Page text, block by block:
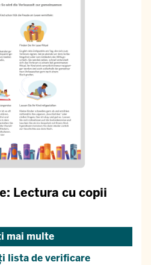
Lectura cu copii
mai multe
lista de verificare